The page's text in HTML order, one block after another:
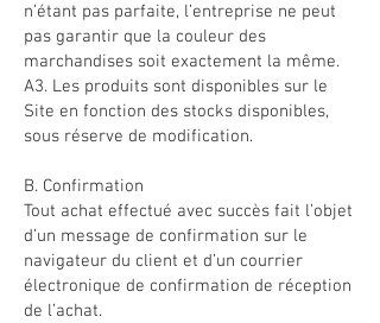
n’étant pas parfaite, l’entreprise ne peut
pas garantir que la couleur des
marchandises soit exactement la même.
A3. Les produits sont disponibles sur le
Site en fonction des stocks disponibles,
sous réserve de modification.
B. Confirmation
Tout achat effectué avec succès fait l’objet
d’un message de confirmation sur le
navigateur du client et d’un courrier
électronique de confirmation de réception
de l’achat.